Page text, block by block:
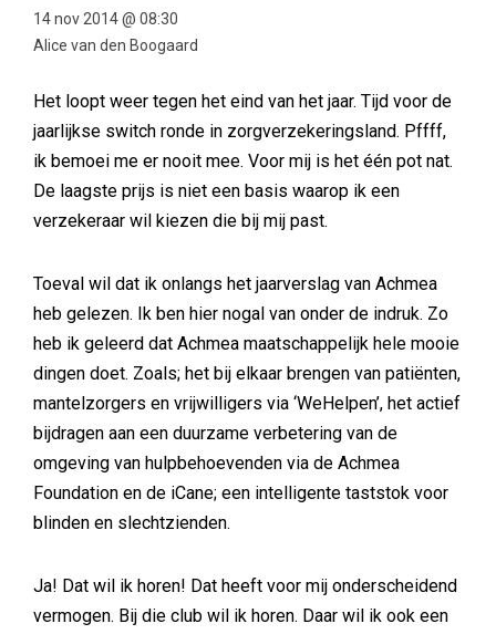
14 nov 2014 @ 08:30
Alice van den Boogaard
Het loopt weer tegen het eind van het jaar. Tijd voor de
jaarlijkse switch ronde in zorgverzekeringsland. Pffff,
ik bemoei me er nooit mee. Voor mij is het één pot nat.
De laagste prijs is niet een basis waarop ik een
verzekeraar wil kiezen die bij mij past.
Toeval wil dat ik onlangs het jaarverslag van Achmea
heb gelezen. Ik ben hier nogal van onder de indruk. Zo
heb ik geleerd dat Achmea maatschappelijk hele mooie
dingen doet. Zoals; het bij elkaar brengen van patiënten,
mantelzorgers en vrijwilligers via ‘WeHelpen’, het actief
bijdragen aan een duurzame verbetering van de
omgeving van hulpbehoevenden via de Achmea
Foundation en de iCane; een intelligente taststok voor
blinden en slechtzienden.
Ja! Dat wil ik horen! Dat heeft voor mij onderscheidend
vermogen. Bij die club wil ik horen. Daar wil ik ook een